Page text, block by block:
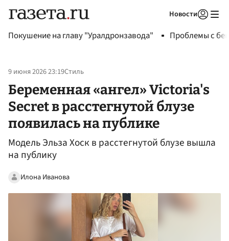
Новости
Покушение на главу "Уралдронзавода" Проблемы с
9 июня 2026 23:19Стиль
Беременная «ангел» Victoria's
Secret в расстегнутой блузе
появилась на публике
Модель Эльза Хоск в расстегнутой блузе вышла
на публику
Илона Иванова